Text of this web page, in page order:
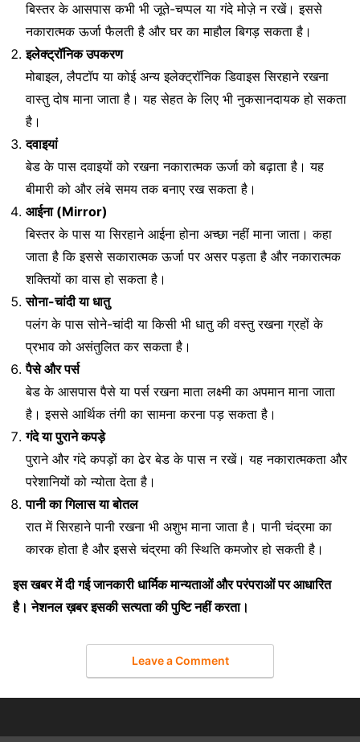
बिस्तर के आसपास कभी भी जूते-चप्पल या गंदे मोज़े न रखें। इससे
नकारात्मक ऊर्जा फैलती है और घर का माहौल बिगड़ सकता है।
इलेक्ट्रॉनिक उपकरण
मोबाइल, लैपटॉप या कोई अन्य इलेक्ट्रॉनिक डिवाइस सिरहाने रखना
वास्तु दोष माना जाता है। यह सेहत के लिए भी नुकसानदायक हो सकता
है।
दवाइयां
बेड के पास दवाइयों को रखना नकारात्मक ऊर्जा को बढ़ाता है। यह
बीमारी को और लंबे समय तक बनाए रख सकता है।
आईना (Mirror)
बिस्तर के पास या सिरहाने आईना होना अच्छा नहीं माना जाता। कहा
जाता है कि इससे सकारात्मक ऊर्जा पर असर पड़ता है और नकारात्मक
शक्तियों का वास हो सकता है।
सोना-चांदी या धातु
पलंग के पास सोने-चांदी या किसी भी धातु की वस्तु रखना ग्रहों के
प्रभाव को असंतुलित कर सकता है।
पैसे और पर्स
बेड के आसपास पैसे या पर्स रखना माता लक्ष्मी का अपमान माना जाता
है। इससे आर्थिक तंगी का सामना करना पड़ सकता है।
गंदे या पुराने कपड़े
पुराने और गंदे कपड़ों का ढेर बेड के पास न रखें। यह नकारात्मकता और
परेशानियों को न्योता देता है।
पानी का गिलास या बोतल
रात में सिरहाने पानी रखना भी अशुभ माना जाता है। पानी चंद्रमा का
कारक होता है और इससे चंद्रमा की स्थिति कमजोर हो सकती है।
इस खबर में दी गई जानकारी धार्मिक मान्यताओं और परंपराओं पर आधारित
है। नेशनल ख़बर इसकी सत्यता की पुष्टि नहीं करता।
Leave a Comment